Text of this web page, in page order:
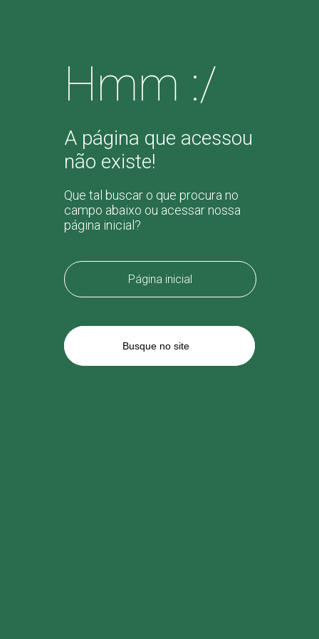
Hmm :/
A página que acessou
não existe!
Que tal buscar o que procura no
campo abaixo ou acessar nossa
página inicial?
Página inicial